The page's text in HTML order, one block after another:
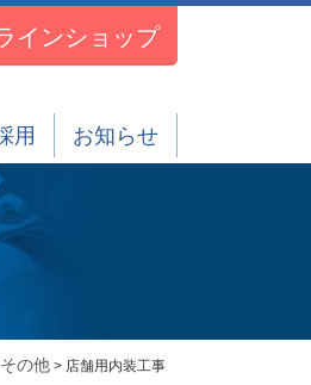
インショップ
用 お知らせ
その他 > 店舗用内装工事